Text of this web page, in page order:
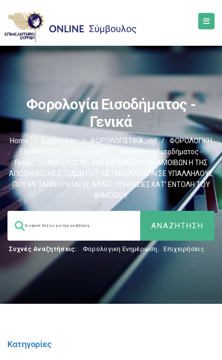
Φορολογία Εισοδήματος -
Γενικά
Home Σύμβουλος / ΦΟΡΟΛΟΓΙΣΤΙΚΑ_old /
ΦΟΡΟΛΟΓΙΚΗ
ΕΝΗΜΕΡΩΣΗ
Φορολογία Εισοδήματος -
Γενικά
/
ΦΟΡΟΛΟΓΙΚΗ ΑΝΤΙΜΕΤΩΠΙΣΗ ΤΩΝ ΑΜΟΙΒΩΝ Η ΤΗΣ
ΑΠΟΖΗΜΙΩΣΗΣ ΕΞΟΔΩΝ ΠΟΥ ΚΑΤΑΒΑΛΛΟΝΤΑΙ ΣΕ ΥΠΑΛΛΗΛΟΥΣ
ΠΟΥ ΜΕΤΑΚΙΝΟΥΝΤΑΙ ΣΕ ΑΛΛΕΣ ΥΠΗΡΕΣΙΕΣ ΚΑΤ’ ΕΝΤΟΛΗ ΤΟΥ
ΔΗΜΟΣΙΟΥ
Συχνές Αναζητήσεις: Φορολογικη Ενημέρωση, Επιχειρήσεις
Κατηγορίες